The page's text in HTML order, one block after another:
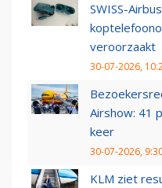
SWISS-
veroorzaakt
30-07-2026,
Airshow: 41
keer
30-07-2026,
KLM ziet